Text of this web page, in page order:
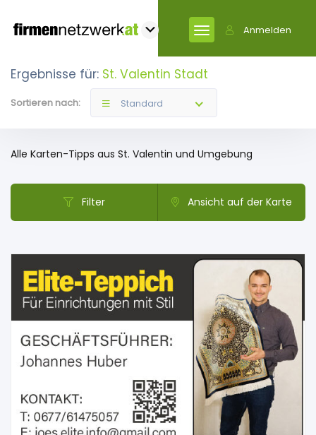
Anmelden
Ergebnisse für: St. Valentin Stadt
Sortieren nach: Standard
Alle Karten-Tipps aus St. Valentin und Umgebung
Filter Ansicht auf der Karte